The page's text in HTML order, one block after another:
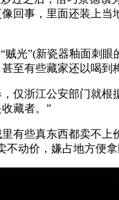
回事，里面还装上
光”(新瓷器釉面刺
至有些藏家还以喝到
仅浙江公安部门就
藏者。”
有些真东西都卖不
不动价，嫌占地方便